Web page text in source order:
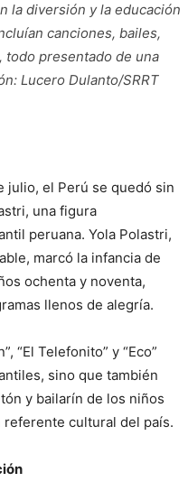
la diversión y la educación
canciones, bailes,
todo presentado de una
Lucero Dulanto/SRRT
julio, el Perú se quedó sin
una figura
peruana. Yola Polastri,
marcó la infancia de
ochenta y noventa,
llenos de alegría.
“El Telefonito” y “Eco”
sino que también
y bailarín de los niños
cultural del país.